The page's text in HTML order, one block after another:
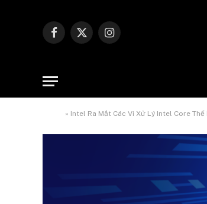
Facebook
X
Instagram
» Intel Ra Mắt Các Vi Xử Lý Intel Core Thế